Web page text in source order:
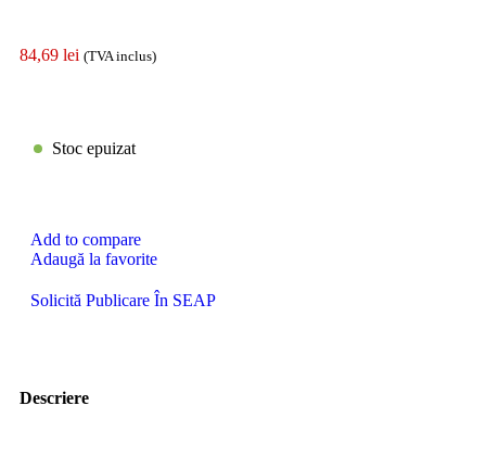
84,69 lei (TVA inclus)
Stoc epuizat
Add to compare
Adaugă la favorite
Solicită Publicare În SEAP
Descriere